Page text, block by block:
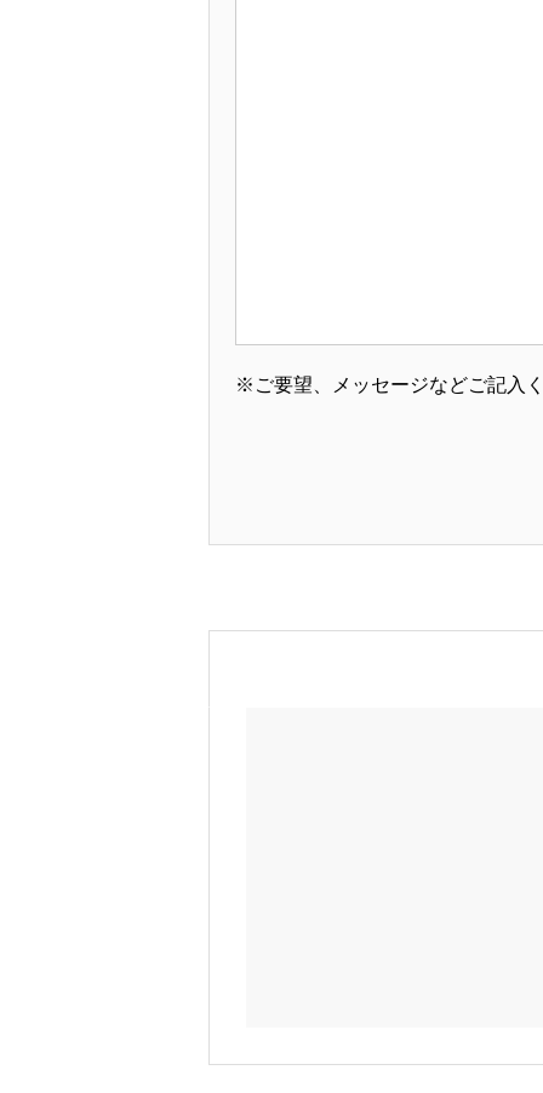
※ご要望、メッセージなどご記入